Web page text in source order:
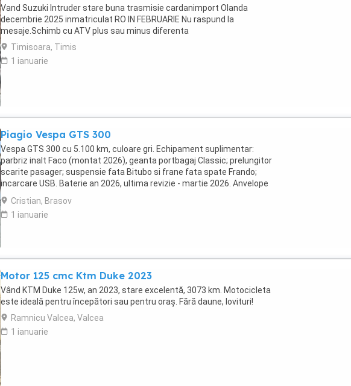
Vand Suzuki Intruder stare buna trasmisie cardanimport Olanda
decembrie 2025 inmatriculat RO IN FEBRUARIE Nu raspund la
mesaje.Schimb cu ATV plus sau minus diferenta
Timisoara, Timis
1 ianuarie
Piagio Vespa GTS 300
Vespa GTS 300 cu 5.100 km, culoare gri. Echipament suplimentar:
parbriz inalt Faco (montat 2026), geanta portbagaj Classic; prelungitor
scarite pasager; suspensie fata Bitubo si frane fata spate Frando;
incarcare USB. Baterie an 2026, ultima revizie - martie 2026. Anvelope
2024. Itp valabil pana in ...
Cristian, Brasov
1 ianuarie
Motor 125 cmc Ktm Duke 2023
Vând KTM Duke 125w, an 2023, stare excelentă, 3073 km. Motocicleta
este ideală pentru începători sau pentru oraș. Fără daune, lovituri!
Ramnicu Valcea, Valcea
1 ianuarie